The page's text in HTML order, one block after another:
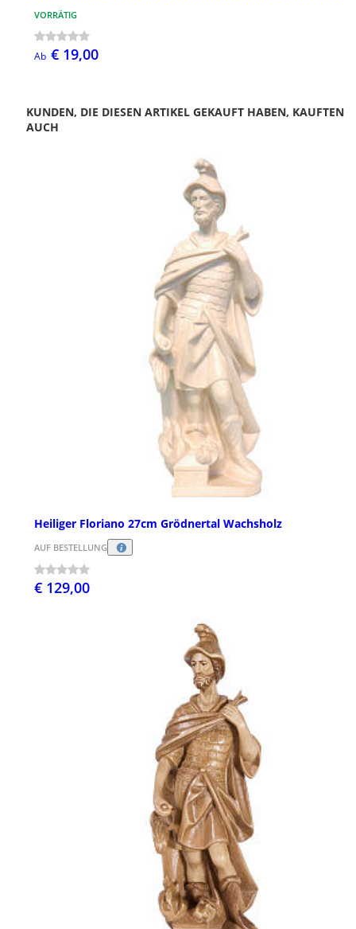
VORRÄTIG
Ab € 19,00
KUNDEN, DIE DIESEN ARTIKEL GEKAUFT HABEN, KAUFTEN
AUCH
Heiliger Floriano 27cm Grödnertal Wachsholz
AUF BESTELLUNG
€ 129,00